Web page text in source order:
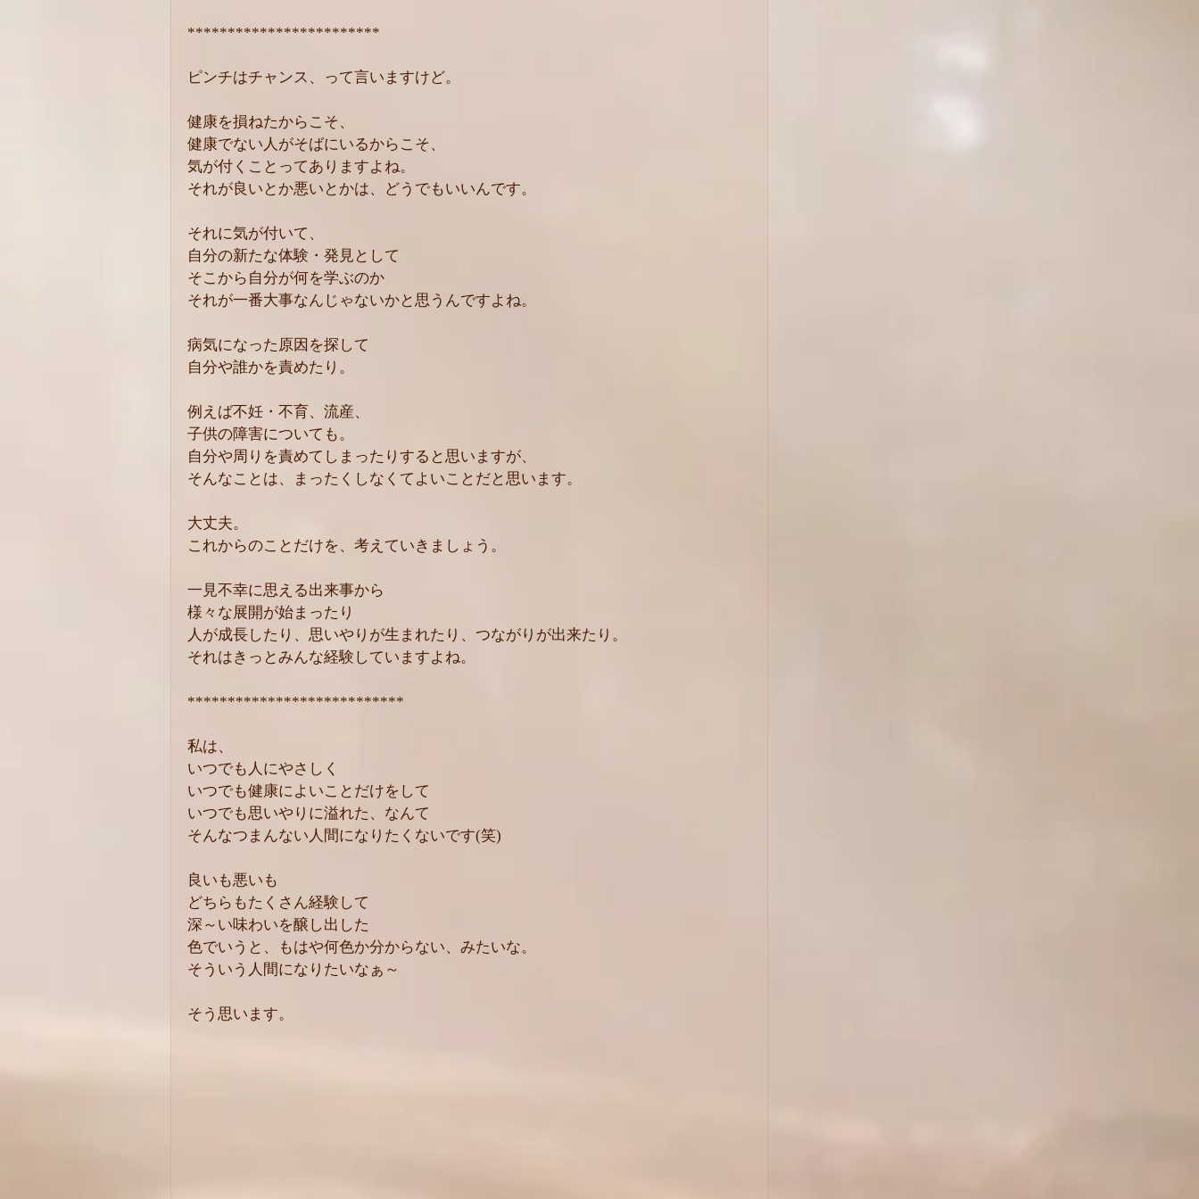
************************
ピンチはチャンス、って言いますけど。
健康を損ねたからこそ、
健康でない人がそばにいるからこそ、
気が付くことってありますよね。
それが良いとか悪いとかは、どうでもいいんです。
それに気が付いて、
自分の新たな体験・発見として
そこから自分が何を学ぶのか
それが一番大事なんじゃないかと思うんですよね。
病気になった原因を探して
自分や誰かを責めたり。
例えば不妊・不育、流産、
子供の障害についても。
自分や周りを責めてしまったりすると思いますが、
そんなことは、まったくしなくてよいことだと思います。
大丈夫。
これからのことだけを、考えていきましょう。
一見不幸に思える出来事から
様々な展開が始まったり
人が成長したり、思いやりが生まれたり、つながりが出来たり。
それはきっとみんな経験していますよね。
***************************
私は、
いつでも人にやさしく
いつでも健康によいことだけをして
いつでも思いやりに溢れた、なんて
そんなつまんない人間になりたくないです(笑)
良いも悪いも
どちらもたくさん経験して
深～い味わいを醸し出した
色でいうと、もはや何色か分からない、みたいな。
そういう人間になりたいなぁ～
そう思います。